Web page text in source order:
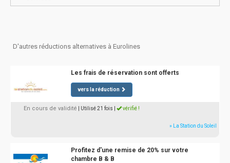
D'autres réductions alternatives à Eurolines
Les frais de réservation sont offerts
vers la réduction
En cours de validité | Utilisé 21 fois vérifié !
» La Station du Soleil
Profitez d'une remise de 20% sur votre
chambre B & B